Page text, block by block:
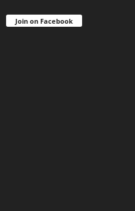
Join on Facebook